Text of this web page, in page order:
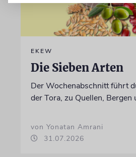
EKEW
Die Sieben Arten
Der Wochenabschnitt führt
der Tora, zu Quellen, Bergen
von Yonatan Amrani
31.07.2026